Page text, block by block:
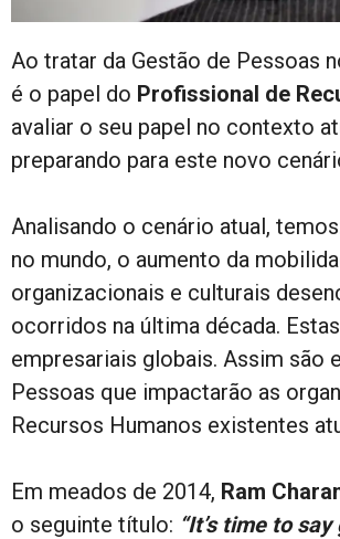
Ao tratar da Gestão de Pessoas
é o papel do Profissional de
avaliar o seu papel no contexto
preparando para este novo
Analisando o cenário atual,
no mundo, o aumento da
organizacionais e culturais
ocorridos na última década.
empresariais globais. Assim são
Pessoas que impactarão as
Recursos Humanos existentes
Em meados de 2014, Ram
o seguinte título: “It’s time to